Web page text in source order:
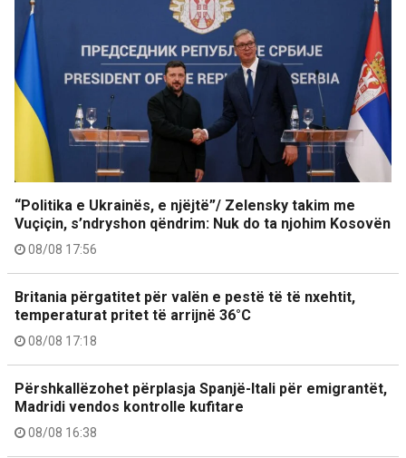
“Politika e Ukrainës, e njëjtë”/ Zelensky takim me
Vuçiçin, s’ndryshon qëndrim: Nuk do ta njohim Kosovën
08/08 17:56
Britania përgatitet për valën e pestë të të nxehtit,
temperaturat pritet të arrijnë 36°C
08/08 17:18
Përshkallëzohet përplasja Spanjë-Itali për emigrantët,
Madridi vendos kontrolle kufitare
08/08 16:38